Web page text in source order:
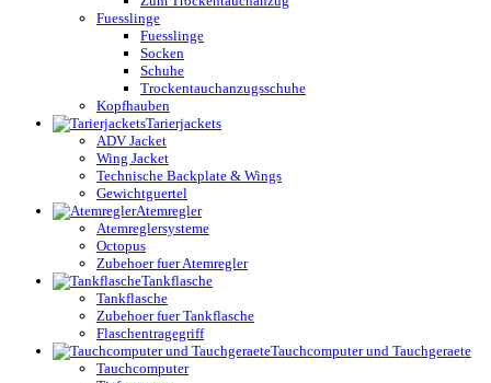
Fuesslinge
Fuesslinge
Socken
Schuhe
Trockentauchanzugsschuhe
Kopfhauben
Tarierjackets
ADV Jacket
Wing Jacket
Technische Backplate & Wings
Gewichtguertel
Atemregler
Atemreglersysteme
Octopus
Zubehoer fuer Atemregler
Tankflasche
Tankflasche
Zubehoer fuer Tankflasche
Flaschentragegriff
Tauchcomputer und Tauchgeraete
Tauchcomputer